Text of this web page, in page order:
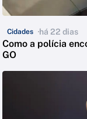
Cidades há 22 dias
Como a polícia
GO